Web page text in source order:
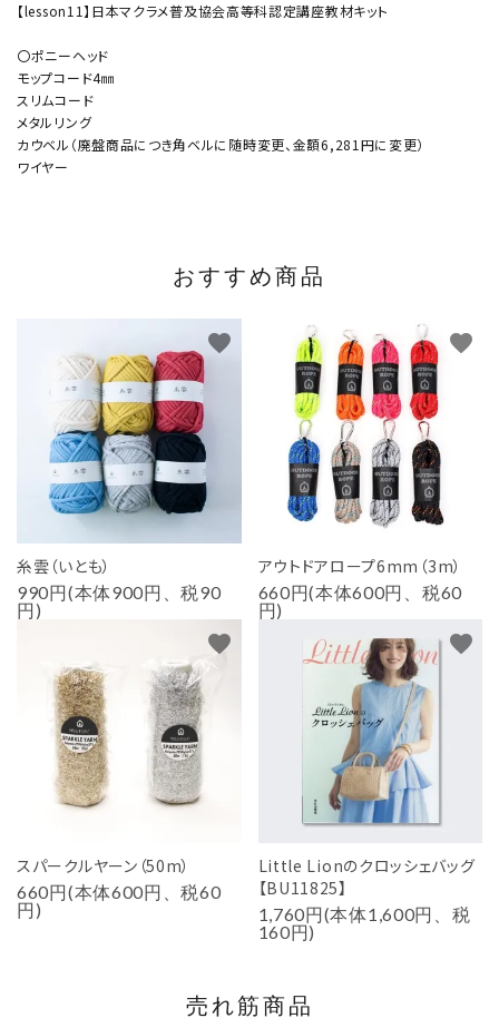
【lesson11】日本マクラメ普及協会高等科認定講座教材キット
〇ポニーヘッド
モップコード4㎜
スリムコード
メタルリング
カウベル（廃盤商品につき角ベルに随時変更、金額6,281円に変更）
ワイヤー
おすすめ商品
糸雲（いとも）
990円(本体900円、税90
円)
favorite
アウトドアロープ6mm（3m）
660円(本体600円、税60
円)
favorite
スパークルヤーン（50m）
660円(本体600円、税60
円)
favorite
Little Lionのクロッシェバッグ
【BU11825】
1,760円(本体1,600円、税
160円)
favorite
売れ筋商品